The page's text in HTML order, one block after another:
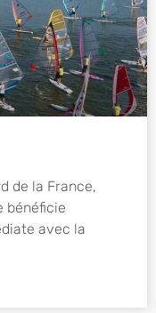
de la France,
bénéficie
avec la